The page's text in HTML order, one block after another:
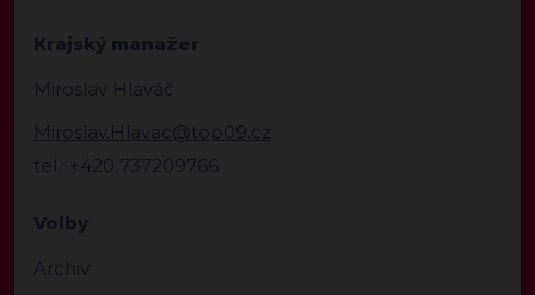
Krajský manažer
Miroslav Hlaváč
Miroslav.Hlavac@top09.cz
tel.: +420 737209766
Volby
Archiv